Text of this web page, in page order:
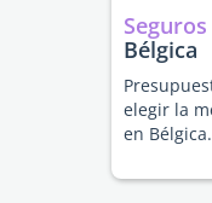
Bélgica
elegir la
en Bélgica.